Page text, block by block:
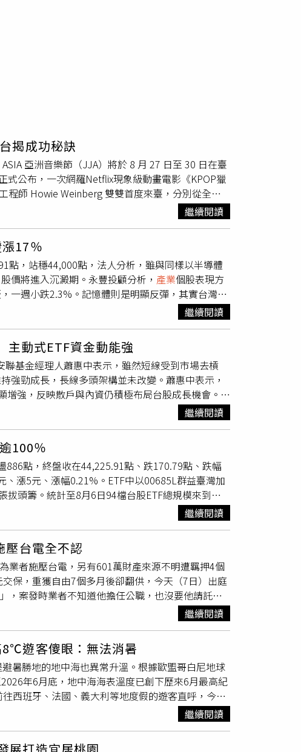
揭成功秘訣
亞洲音樂節（JJA）將於 8 月 27 日至 30 日在臺
式公布，一次網羅Netflix現象級動畫電影《KPOP獵
程師 Howie Weinberg 雙雙首度來臺，分別從全球
強話題。《KPOP獵魔女團》成功將K-Pop與韓國神話
的文化運動。本次TMEX特別規劃「從《KPOP獵魔
作人 Michelle Wong，以及身兼
Danny Chung等幕後核心團隊，並由REI AMI經紀
Howie Weinberg將來台和陳君豪對談。（圖／北
組成與分工，分享故事與歌曲同步開發的創作歷
發掘與選角過程，同時探討如何兼顧在地文化特色
講座 「9,000 張唱片的淬礪：傳奇大師 Howie
最容易被忽略的「母帶後期製作（Mastering）」。
國傳奇母帶工程師 Howie Weinberg 首次來臺，由
作人陳君豪共同對談。兩場講座皆於8月27日在北
產業人士報名，審核通過者將收到焦點講座詳細資
及報名辦法，請持續關注臺北流行音樂中心官方網
繼續閱讀
17％
點，站穩44,000點，法人分析，雖與同樣以半導體
價將進入沉澱期。永豐投顧分析， 產業個股表現方
一週小跌2.3%。記憶體則是明顯反彈，其實台灣的
，南亞科、華邦電都大漲兩成以上。電子零組件漲
川湖，股價大漲四成，成為第三家萬元股。相反
過去經驗，第四季股價有望迎來一波上揚，目前時
股價短期已經由低檔反彈5000點，建議逢低長線布
繼續閱讀
動式ETF資金動能強
基金經理人蕭惠中表示，雖然短線受到市場去槓
強勁成長，長線多頭架構並未改變。蕭惠中表示，
增強，反映散戶與內資仍積極布局台股成長機會。外
年以來外資累計賣超台股逾2.28兆元，但外資持有
在全球資本市場重要地位。蕭惠中表示，投資主軸
伺服器與資料中心供應鏈、半導體先進製程與封裝
光通訊相關供應鏈AI晶片規格持續升級。展望後
面來看，AI投資循環延續、企業獲利持續成長以及
報表現、2027年獲利預估是否持續上修，以及美國
繼續閱讀
100％
點，終盤收在44,225.91點、跌170.79點、跌幅
漲5元、漲幅0.21%。ETF中以00685L群益臺灣加
頭籌。統計至8月6日94檔台股ETF總規模來到
、主動式三分霸榜。以今年績效來看，群益臺灣加
的漲幅表現最佳，其中00685L更是以105.69%漲幅
價面走高，股市波動難免，即便短線出現估值修正
科技產業成長趨勢未變以及內需穩健下，台股具基本
值型、主動式外，也可選擇投資正2ETF。
繼續閱讀
壓台電全不認
業者施壓台電，另有601萬財產來源不明遭羈押4個
保，重獲自由7個多月後卻翻供，今天（7日）出庭
，案發時業者不知道他擔任公職，也沒要他請託，
南，他父親都會給20到30萬元。鄭亦麟曾經為前總
能中心期間，為了加速東煒建設與泓德能源共同投
12月26日偵結起訴求刑14年。移審台北地院7個多
司投資經理期間，因協助新加坡公司尋找台灣合作
他在2020年11月之後回任公職。鄭亦麟說他從未施
機會幫忙一下；至於198萬元，是因為他當時擔任
關需求，才會請東煒建設聘用他弟弟當顧問，198
工作以後，每逢過年爸爸會給2、30萬元，媽媽也
萬。
繼續閱讀
遊客傻眼：無法消暑
暑勝地的地中海也異常升溫。根據歐盟哥白尼地球
年6月底，地中海海表溫度已創下歷來6月最高紀
西班牙、法國、義大利等地度假的遊客直呼，今年
示海洋熱浪正持續衝擊歐洲海域。地中海海洋熱浪
於7月1日公布最新衛星影像，畫面呈現2026年6
繼續閱讀